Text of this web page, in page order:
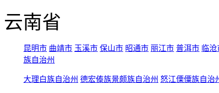
云南省
昆明市 曲靖市 玉溪市 保山市 昭通市 丽江市 普洱市 临
族自治州
大理白族自治州 德宏傣族景颇族自治州 怒江傈僳族自治